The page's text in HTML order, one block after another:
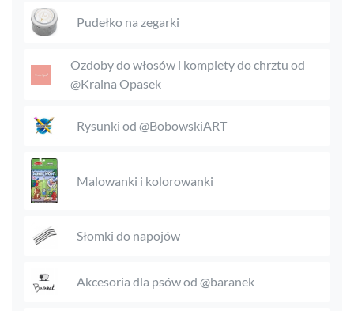
Pudełko na zegarki
Ozdoby do włosów i komplety do chrztu od
@Kraina Opasek
Rysunki od @BobowskiART
Malowanki i kolorowanki
Słomki do napojów
Akcesoria dla psów od @baranek